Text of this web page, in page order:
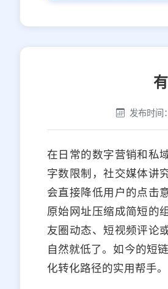
发布时
在日常的数字营销和私
字数限制，社交媒体讲
会直接降低用户的点击
原始网址压缩成简短的
友圈动态、短视频评论
自然就低了。如今的短
化转化路径的实用帮手。